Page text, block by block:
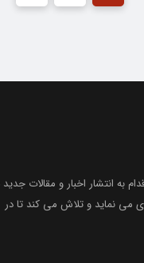
به انتشار اخبار و مقالات جدید
می نماید و تلاش می کند تا در